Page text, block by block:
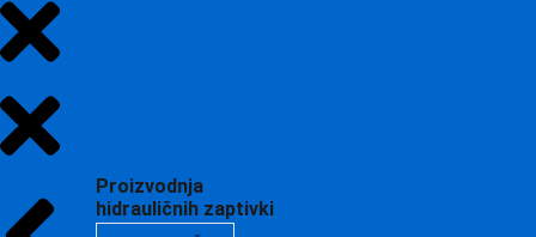
Proizvodnja
hidrauličnih zaptivki